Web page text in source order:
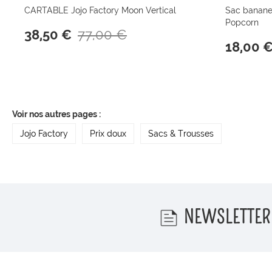
CARTABLE Jojo Factory Moon Vertical
38,50 € 77,00 €
Sac
Popcorn
18,00 €
Voir nos autres pages :
Jojo Factory
Prix doux Sacs & Trousses
NEWSLETTER